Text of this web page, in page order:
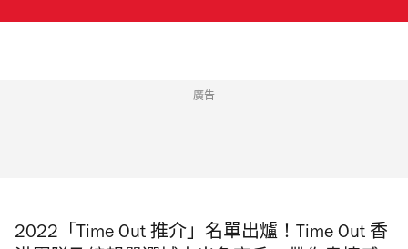
廣告
2022「Time Out 推介」名單出爐！ Time Out 香